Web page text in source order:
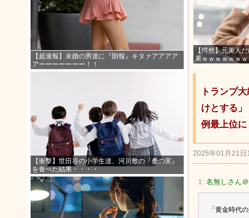
【超速報】未婚の男達に『朗報』キタァアアアア
アーーーーーーー！！
【衝撃】世田谷の小学生達、河川敷の『桑の実』
を食べた結果・・・・
【愕然】元美人
果ｗｗｗｗｗｗ
トランプ
けとする
例最上位に
2025年01月21日
1: 名無しさん
「黄金時代